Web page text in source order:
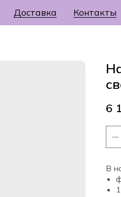
Доставка Контакты
6
В